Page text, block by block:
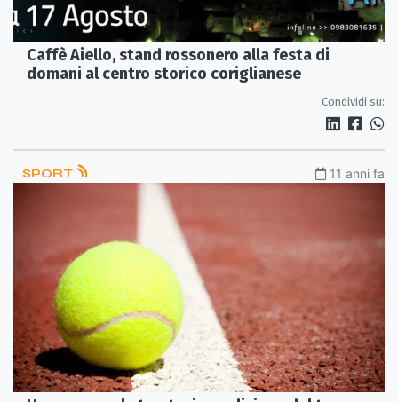
Caffè Aiello, stand rossonero alla festa di
domani al centro storico coriglianese
Condividi su:
SPORT 11 anni fa